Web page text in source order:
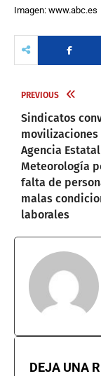
Imagen: www.abc.es
PREVIOUS
Sindicatos
movilizaciones
Agencia
Meteorología
falta de
malas
laborales
DEJA UNA